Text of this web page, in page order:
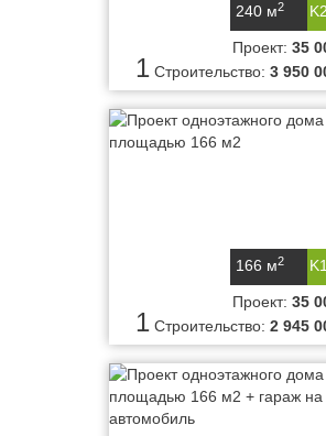
240 м2
1
Проект: 35
Строительство: 3 950
166 м2
1
Проект: 35
Строительство: 2 945